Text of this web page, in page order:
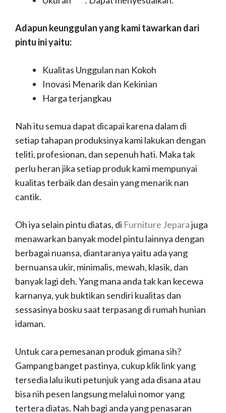
Adapun keunggulan yang kami tawarkan dari
pintu ini yaitu:
Kualitas Unggulan nan Kokoh
Inovasi Menarik dan Kekinian
Harga terjangkau
Nah itu semua dapat dicapai karena dalam di
setiap tahapan produksinya kami lakukan dengan
teliti, profesionan, dan sepenuh hati. Maka tak
perlu heran jika setiap produk kami mempunyai
kualitas terbaik dan desain yang menarik nan
cantik.
Oh iya selain pintu diatas, di Furniture Jeparajuga
menawarkan banyak model pintu lainnya dengan
berbagai nuansa, diantaranya yaitu ada yang
bernuansa ukir, minimalis, mewah, klasik, dan
banyak lagi deh. Yang mana anda tak kan kecewa
karnanya, yuk buktikan sendiri kualitas dan
sessasinya bosku saat terpasang di rumah hunian
idaman.
Untuk cara pemesanan produk gimana sih?
Gampang banget pastinya, cukup klik link yang
tersedia lalu ikuti petunjuk yang ada disana atau
bisa nih pesen langsung melalui nomor yang
tertera diatas. Nah bagi anda yang penasaran